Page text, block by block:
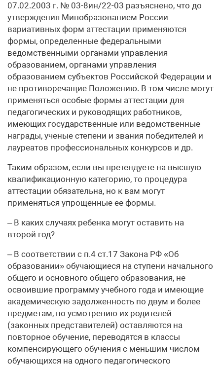
07.02.2003 г. № 03-8ин/22-03 разъяснено, что до
утверждения Минобразованием России
вариативных форм аттестации применяются
формы, определенные федеральными
ведомственными органами управления
образованием, органами управления
образованием субъектов Российской Федерации и
не противоречащие Положению. В том числе могут
применяться особые формы аттестации для
педагогических и руководящих работников,
имеющих государственные или ведомственные
награды, ученые степени и звания победителей и
лауреатов профессиональных конкурсов и др.
Таким образом, если вы претендуете на высшую
квалификационную категорию, то процедура
аттестации обязательна, но к вам могут
применяться упрощенные ее формы.
– В каких случаях ребенка могут оставить на
второй год?
– В соответствии с п.4 ст.17 Закона РФ «Об
образовании» обучающиеся на ступени начального
общего и основного общего образования, не
освоившие программу учебного года и имеющие
академическую задолженность по двум и более
предметам, по усмотрению их родителей
(законных представителей) оставляются на
повторное обучение, переводятся в классы
компенсирующего обучения с меньшим числом
обучающихся на одного педагогического